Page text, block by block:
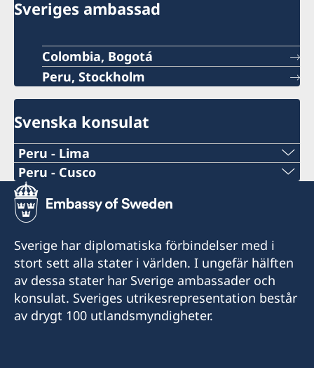
Sveriges ambassad
Colombia, Bogotá
Peru, Stockholm
Svenska konsulat
Peru - Lima
Honorärkonsul: Xavier de Romaña
På konsulatet arbetar även en konsulär
assistent och en kommersiell assistent.
Email konsulära frågor:
lima@consuladodesuecia.pe
Email kommersiella frågor:
andrea.silva@consuladodesuecia.pe
Peru - Cusco
Honorärkonsul: Boris Gómez Luna
Email: borisgomez19@gmail.com
Telefon: +51 994374176
Besök: enbart efter tidsbokning (boka tid per
telefon eller email)
Sverige har diplomatiska förbindelser med i
stort sett alla stater i världen. I ungefär hälften
av dessa stater har Sverige ambassader och
konsulat. Sveriges utrikesrepresentation består
av drygt 100 utlandsmyndigheter.